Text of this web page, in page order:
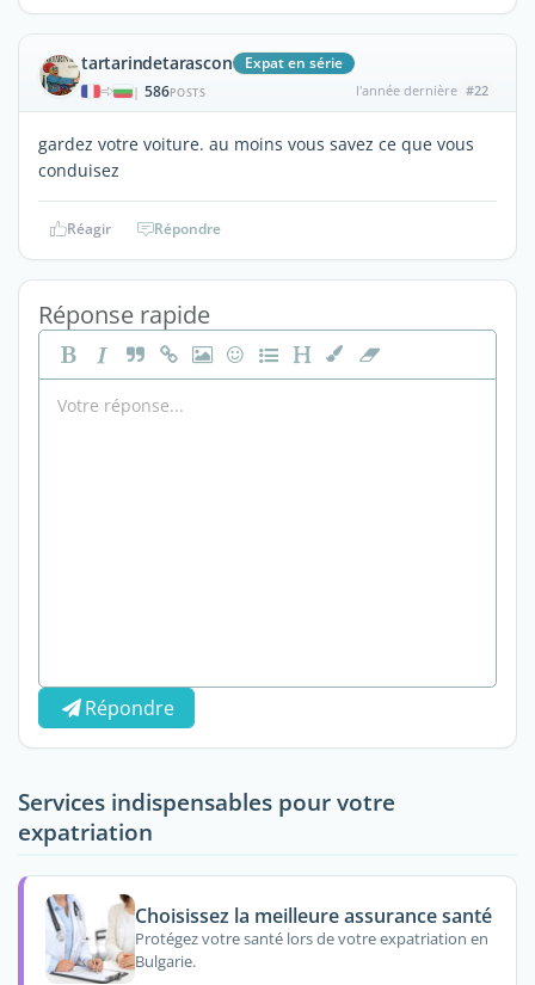
tartarindetarascon Expat en série
| 586POSTS l'année dernière #22
gardez votre voiture. au moins vous savez ce que vous
conduisez
Réagir Répondre
Réponse rapide
Répondre
Services indispensables pour votre
expatriation
Choisissez la meilleure assurance santé
Protégez votre santé lors de votre expatriation en
Bulgarie.